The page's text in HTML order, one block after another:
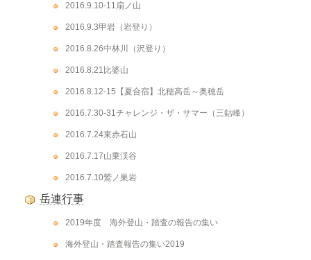
2016.9.10-11扇ノ山
2016.9.3甲岩（岩登り）
2016.8.26中林川（沢登り）
2016.8.21比婆山
2016.8.12-15【夏合宿】北穂高岳～奥穂岳
2016.7.30-31チャレンジ・ザ・サマー（三鈷峰）
2016.7.24東赤石山
2016.7.17山乗渓谷
2016.7.10鷲ノ巣岩
岳連行事
2019年度 海外登山・踏査の報告の集い
海外登山・踏査報告の集い2019